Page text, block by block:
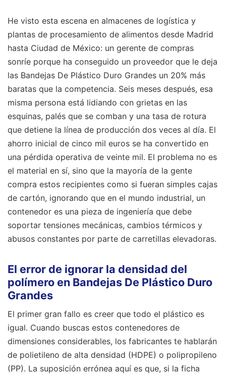
He visto esta escena en almacenes de logística y
plantas de procesamiento de alimentos desde Madrid
hasta Ciudad de México: un gerente de compras
sonríe porque ha conseguido un proveedor que le deja
las Bandejas De Plástico Duro Grandes un 20% más
baratas que la competencia. Seis meses después, esa
misma persona está lidiando con grietas en las
esquinas, palés que se comban y una tasa de rotura
que detiene la línea de producción dos veces al día. El
ahorro inicial de cinco mil euros se ha convertido en
una pérdida operativa de veinte mil. El problema no es
el material en sí, sino que la mayoría de la gente
compra estos recipientes como si fueran simples cajas
de cartón, ignorando que en el mundo industrial, un
contenedor es una pieza de ingeniería que debe
soportar tensiones mecánicas, cambios térmicos y
abusos constantes por parte de carretillas elevadoras.
El error de ignorar la densidad del
polímero en Bandejas De Plástico Duro
Grandes
El primer gran fallo es creer que todo el plástico es
igual. Cuando buscas estos contenedores de
dimensiones considerables, los fabricantes te hablarán
de polietileno de alta densidad (HDPE) o polipropileno
(PP). La suposición errónea aquí es que, si la ficha